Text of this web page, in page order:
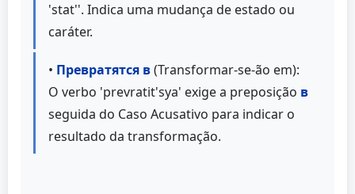
'stat''. Indica uma mudança de estado ou
caráter.
• Превратятся в(Transformar-se-ão em):
O verbo 'prevratit'sya' exige a preposição в
seguida do Caso Acusativo para indicar o
resultado da transformação.